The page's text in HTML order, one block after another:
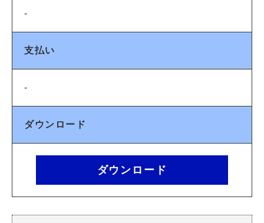
-
支払い
-
ダウンロード
ダウンロード